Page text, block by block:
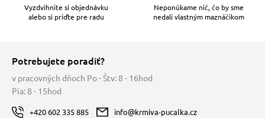
Vyzdvihnite si objednávku
alebo si príďte pre radu
Neponúkame nič, čo by sme
nedali vlastným maznáčikom
Potrebujete poradiť?
v pracovných dňoch Po - Štv: 8 - 16hod
Pia: 8 - 15hod
+420 602 335 885 info@krmiva-pucalka.cz